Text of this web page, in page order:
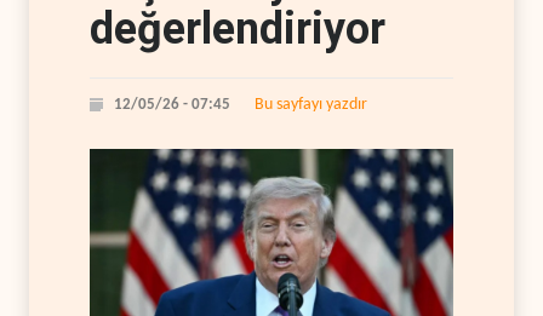
değerlendiriyor
12/05/26 - 07:45 Bu sayfayı yazdır